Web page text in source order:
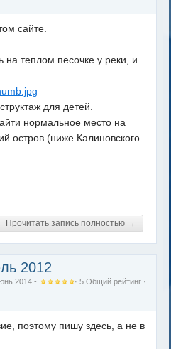
сайте.
на теплом песочке у реки, и
для детей.
нормальное место на
остров (ниже Калиновского
Прочитать запись полностью →
2012
2014 - ·5 Общий рейтинг ·
поэтому пишу здесь, а не в